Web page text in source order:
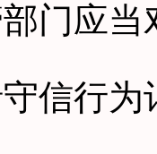
门应
信行为